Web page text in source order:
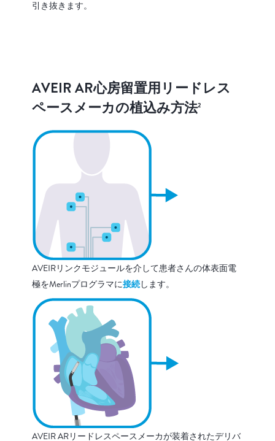
引き抜きます。
AVEIR AR心房留置用リードレス
ペースメーカの植込み方法2
AVEIRリンクモジュールを介して患者さんの体表面電
極をMerlinプログラマに接続します。
AVEIR ARリードレスペースメーカが装着されたデリバ